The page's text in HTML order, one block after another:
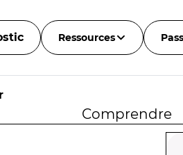
Ressources
Comprendre